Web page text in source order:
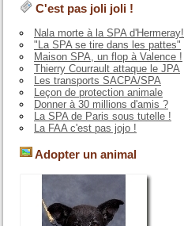
C'est pas joli joli !
Nala morte à la SPA d'Hermeray!
"La SPA se tire dans les pattes"
Maison SPA, un flop à Valence !
Thierry Courrault attaque le JPA
Les transports SACPA/SPA
Leçon de protection animale
Donner à 30 millions d'amis ?
La SPA de Paris sous tutelle !
La FAA c'est pas jojo !
Adopter un animal